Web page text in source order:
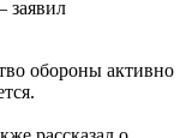
заявил
обороны активно